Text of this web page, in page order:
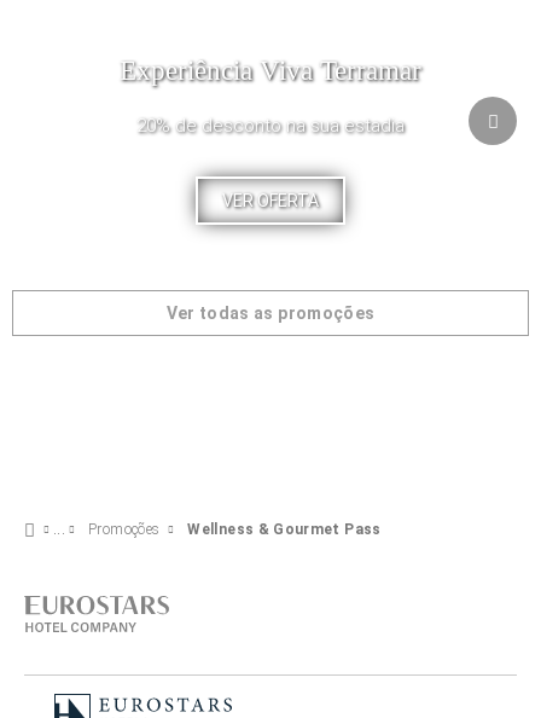
Experiência Viva Terramar
20% de desconto na sua estadia
VER OFERTA
Ver todas as promoções
Promoções Wellness & Gourmet Pass